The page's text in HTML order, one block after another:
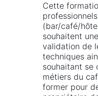
Cette
(bar/café/
souhaitent
validation de
techniques
souhaitant se
métiers du
former pour